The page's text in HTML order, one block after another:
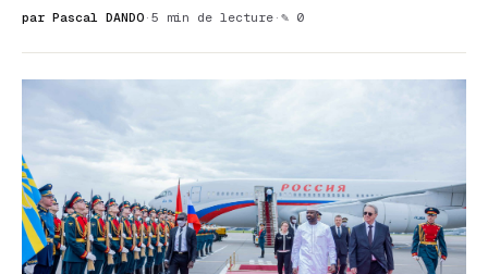
par Pascal DANDO · 5 min de lecture · ✎ 0